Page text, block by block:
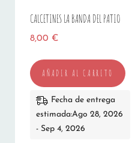
CALCETINES LA BANDA DEL PATIO
8,00 €
AÑADIR AL CARRITO
Fecha de entrega
estimada:Ago 28, 2026
- Sep 4, 2026